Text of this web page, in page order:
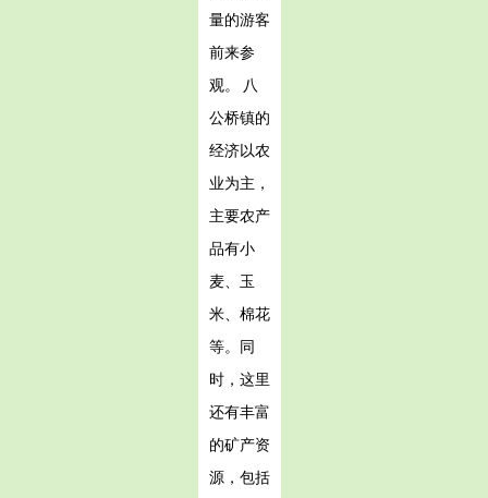
量的游客
前来参
观。 八
公桥镇的
经济以农
业为主，
主要农产
品有小
麦、玉
米、棉花
等。同
时，这里
还有丰富
的矿产资
源，包括